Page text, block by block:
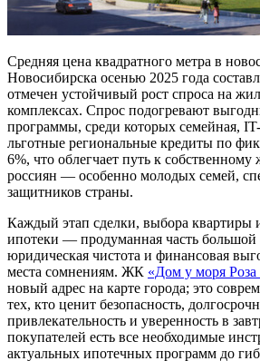
Средняя цена квадратного метра в
Новосибирска осенью 2025 года
отмечен устойчивый рост спроса на
комплексах. Спрос подогревают
программы, среди которых семейная,
льготные региональные кредиты по
6%, что облегчает путь к
россиян — особенно молодых семей,
защитников страны.
Каждый этап сделки, выбора квартиры
ипотеки — продуманная часть большой
юридическая чистота и финансовая
места сомнениям. ЖК «Дом у моря Роза
новый адрес на карте города; это
тех, кто ценит безопасность,
привлекательность и уверенность в
покупателей есть все необходимые
актуальных ипотечных программ до